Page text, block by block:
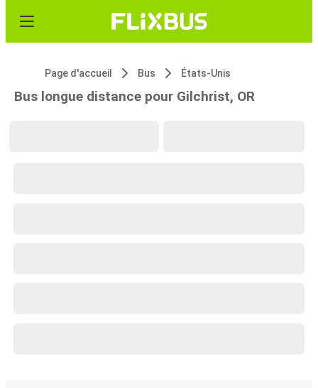
Page d'accueil Bus États-Unis
Bus longue distance pour Gilchrist, OR